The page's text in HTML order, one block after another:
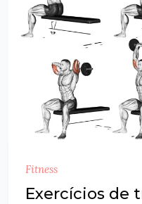
Fitness
Exercícios de